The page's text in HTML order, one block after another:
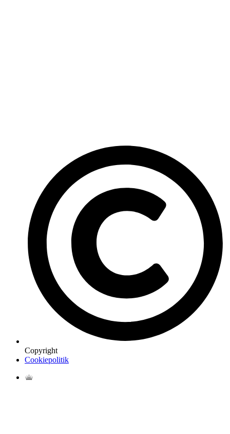
Copyright
Cookiepolitik